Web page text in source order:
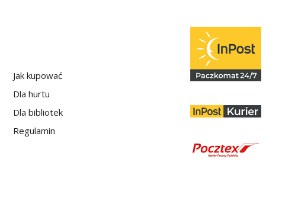
Jak kupować
Dla hurtu
Dla bibliotek
Regulamin